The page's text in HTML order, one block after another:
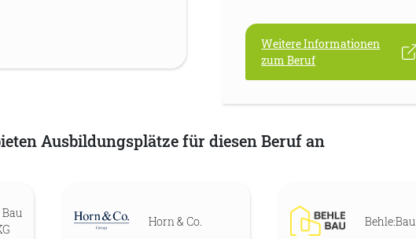
Weitere Informationen
zum Beruf
Ausbildungsplätze für diesen Beruf an
Horn & Co. Behle:Bau